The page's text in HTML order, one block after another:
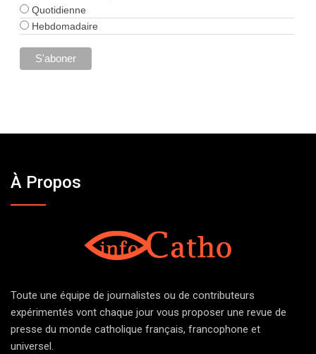
Quotidienne
Hebdomadaire
À Propos
Toute une équipe de journalistes ou de contributeurs
expérimentés vont chaque jour vous proposer une revue de
presse du monde catholique français, francophone et
universel.